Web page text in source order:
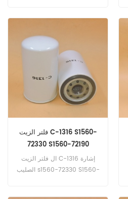
فلتر الزيت C-1316 S1560-
72330 S1560-72190
15209-Z500Dال فلتر الزيت C-1316 إشارة
الصليب s1560-72330 S1560-